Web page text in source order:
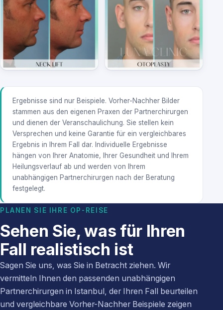
Ergebnisse sind nur Beispiele. Vorher-Nachher Bilder
stammen aus den eigenen Praxen der Partnerchirurgen
und dienen der Veranschaulichung. Sie stellen kein
Versprechen und keine Garantie für ein vergleichbares
Ergebnis in Ihrem Fall dar. Individuelle Ergebnisse
hängen von Ihrer Anatomie, Ihrer Gesundheit und Ihrem
Heilungsverlauf ab und werden von Ihrem
unabhängigen Partnerchirurgen nach der Beratung
festgelegt.
PLANEN SIE IHRE OP-REISE
Sehen Sie, was für Ihren
Fall realistisch ist
Sagen Sie uns, was Sie in Betracht ziehen. Wir
vermitteln Ihnen den passenden unabhängigen
Partnerchirurgen in Istanbul, der Ihren Fall beurteilen
und vergleichbare Vorher-Nachher Beispiele zeigen